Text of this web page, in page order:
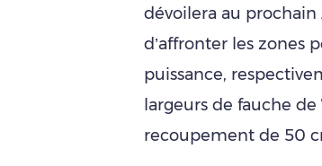
dévoilera au
d’affronter les zones
puissance,
largeurs de fauche
recoupement de 50